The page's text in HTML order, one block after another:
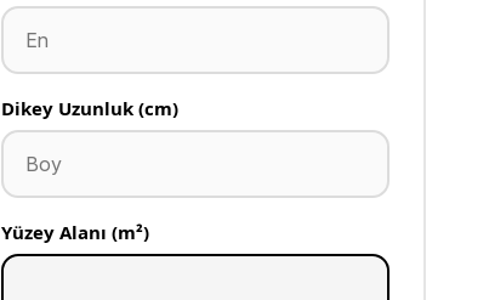
Dikey Uzunluk (cm)
Yüzey Alanı (m²)